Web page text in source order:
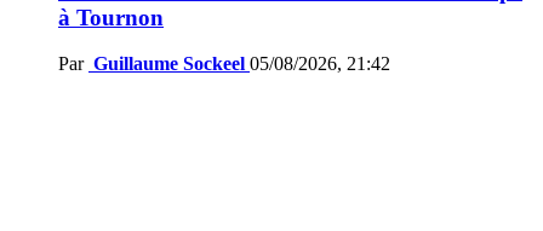
à Tournon
Par Guillaume Sockeel 05/08/2026, 21:42